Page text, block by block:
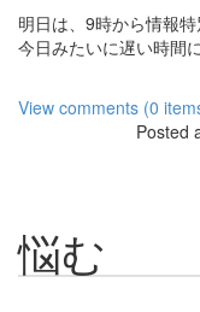
明日は、9時から情報特
今日みたいに遅い時間
View comments (0
Posted
悩む